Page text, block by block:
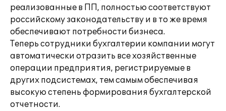
реализованные в ПП, полностью соответствуют
российскому законодательству и в то же время
обеспечивают потребности бизнеса.
Теперь сотрудники бухгалтерии компании могут
автоматически отразить все хозяйственные
операции предприятия, регистрируемые в
других подсистемах, тем самым обеспечивая
высокую степень формирования бухгалтерской
отчетности.